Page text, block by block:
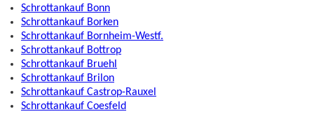
Schrottankauf Bonn
Schrottankauf Borken
Schrottankauf Bornheim-Westf.
Schrottankauf Bottrop
Schrottankauf Bruehl
Schrottankauf Brilon
Schrottankauf Castrop-Rauxel
Schrottankauf Coesfeld